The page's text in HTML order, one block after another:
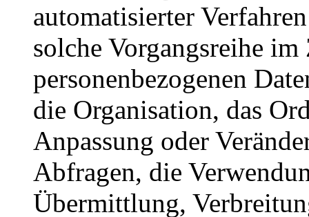
automatisierter
solche Vorgangsreihe
personenbezogenen
die Organisation, das
Anpassung oder
Abfragen, die
Übermittlung,